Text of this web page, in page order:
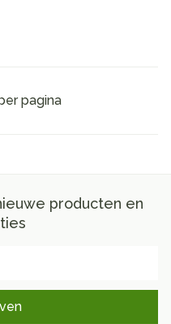
pagina
producten en